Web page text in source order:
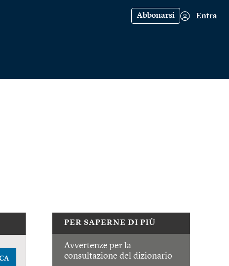
Abbonarsi Entra
PER SAPERNE DI PIÙ
Avvertenze per la
consultazione del dizionario